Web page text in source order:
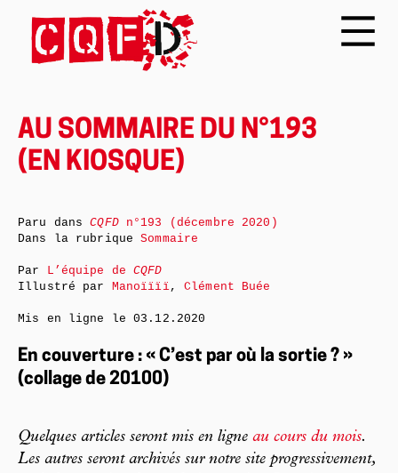
AU SOMMAIRE DU N°193
(EN KIOSQUE)
En couverture : « C’est par où la sortie ? »
(collage de 20100)
Quelques articles seront mis en ligne au cours du mois.
Les autres seront archivés sur notre site progressivement,
Paru dansCQFDn°193 (décembre 2020)
Dans la rubriqueSommaire
Par L’équipe deCQFD
Illustré par Manoïïïï,Clément Buée
Mis en ligne le03.12.2020